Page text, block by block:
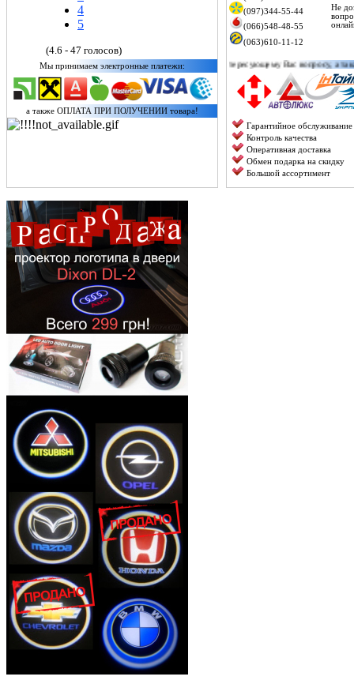
4
5
(4.6 - 47 голосов)
Мы принимаем электронные платежи:
а также ОПЛАТА ПРИ ПОЛУЧЕНИИ товара!
(097)344-55-44
(066)548-48-55
(063)610-11-12
Не
по любому интересующему Вас вопросу, а также можете уточнить наличие
Гарантийное обслуживание
Контроль качества
Оперативная доставка
Обмен подарка на скидку
Большой ассортимент